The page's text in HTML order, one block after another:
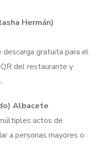
Hermán)
gratuita para el
del restaurante y
Albacete
actos de
a personas mayores o